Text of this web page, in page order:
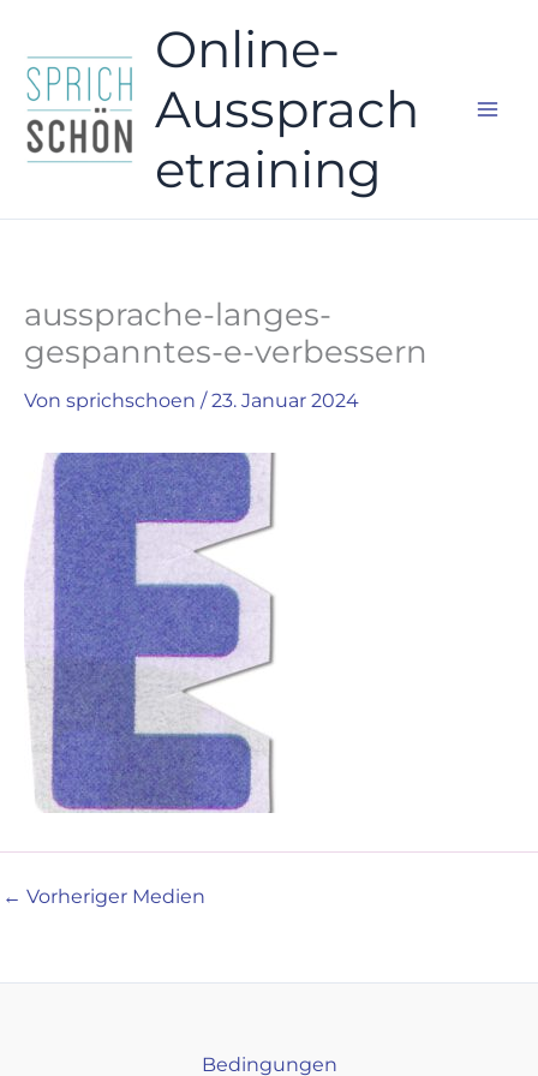
springen
Online-
Aussprach
etraining
aussprache-langes-
gespanntes-e-verbessern
Von sprichschoen /23. Januar 2024
← Vorheriger Medien
Bedingungen